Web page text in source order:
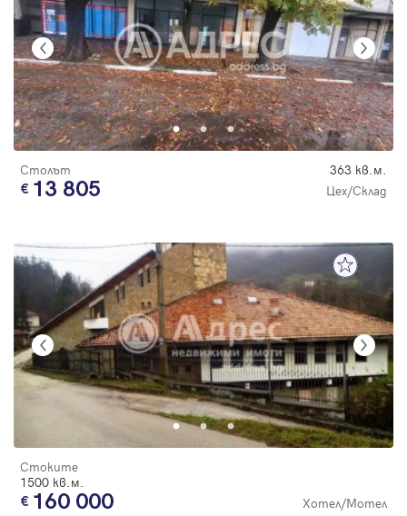
Столът 363 кв.м.
13 805 Цех/Склад
Стоките
1500 кв.м.
160 000 Хотел/Мотел